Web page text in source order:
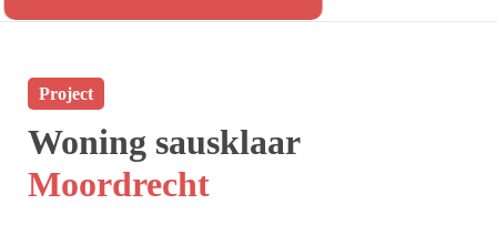
Project
Woning sausklaar
Moordrecht